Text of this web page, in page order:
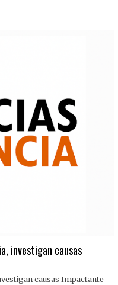
investigan causas
causas Impactante